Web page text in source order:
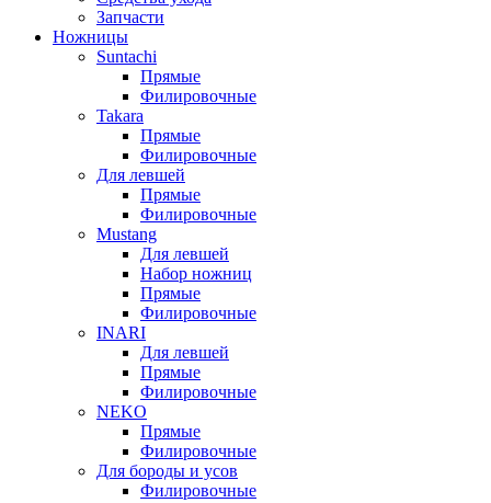
Запчасти
Ножницы
Suntachi
Прямые
Филировочные
Takara
Прямые
Филировочные
Для левшей
Прямые
Филировочные
Mustang
Для левшей
Набор ножниц
Прямые
Филировочные
INARI
Для левшей
Прямые
Филировочные
NEKO
Прямые
Филировочные
Для бороды и усов
Филировочные